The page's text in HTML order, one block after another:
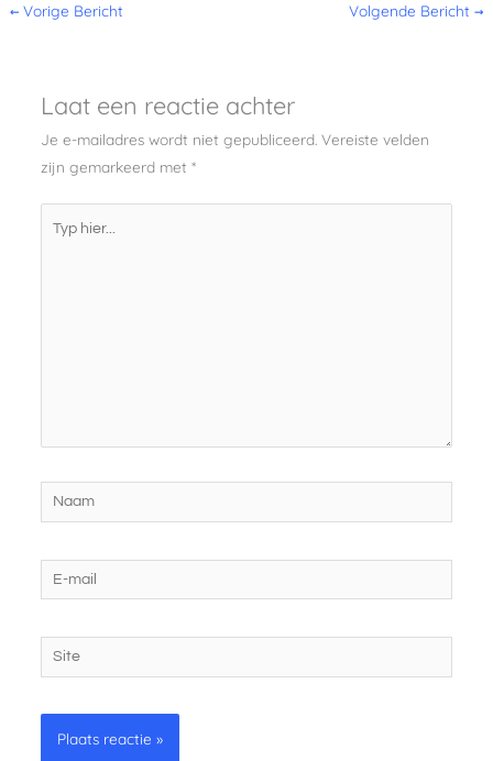
← Vorige Bericht Volgende Bericht →
Laat een reactie achter
Je e-mailadres wordt niet gepubliceerd. Vereiste velden
zijn gemarkeerd met *
Naam
mail
Site